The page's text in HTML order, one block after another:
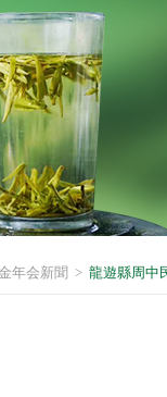
年会新聞 > 龍遊縣周中